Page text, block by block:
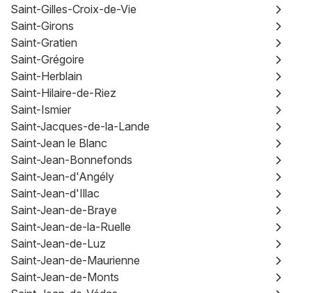
Saint-Gilles-Croix-de-Vie
Saint-Girons
Saint-Gratien
Saint-Grégoire
Saint-Herblain
Saint-Hilaire-de-Riez
Saint-Ismier
Saint-Jacques-de-la-Lande
Saint-Jean le Blanc
Saint-Jean-Bonnefonds
Saint-Jean-d'Angély
Saint-Jean-d'Illac
Saint-Jean-de-Braye
Saint-Jean-de-la-Ruelle
Saint-Jean-de-Luz
Saint-Jean-de-Maurienne
Saint-Jean-de-Monts